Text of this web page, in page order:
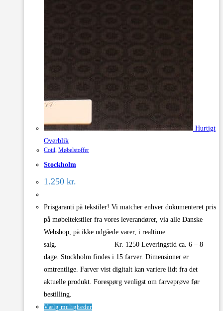
Hurtigt
Overblik
Cotil Møbelstoffer
Stockholm
1.250 kr.
Prisgaranti på tekstiler! Vi matcher enhver dokumenteret pris
på møbeltekstiler fra vores leverandører, via alle Danske
Webshop, på ikke udgåede varer, i realtime
salg. Kr. 1250 Leveringstid ca. 6 – 8
dage. Stockholm findes i 15 farver. Dimensioner er
omtrentlige. Farver vist digitalt kan variere lidt fra det
aktuelle produkt. Forespørg venligst om farveprøve før
bestilling.
Vælg muligheder